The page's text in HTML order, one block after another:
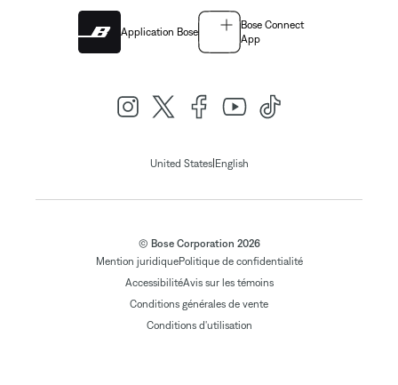
Application Bose
Bose Connect
App
United States| English
© Bose Corporation 2026
Mention juridiquePolitique de confidentialité
AccessibilitéAvis sur les témoins
Conditions générales de vente
Conditions d'utilisation